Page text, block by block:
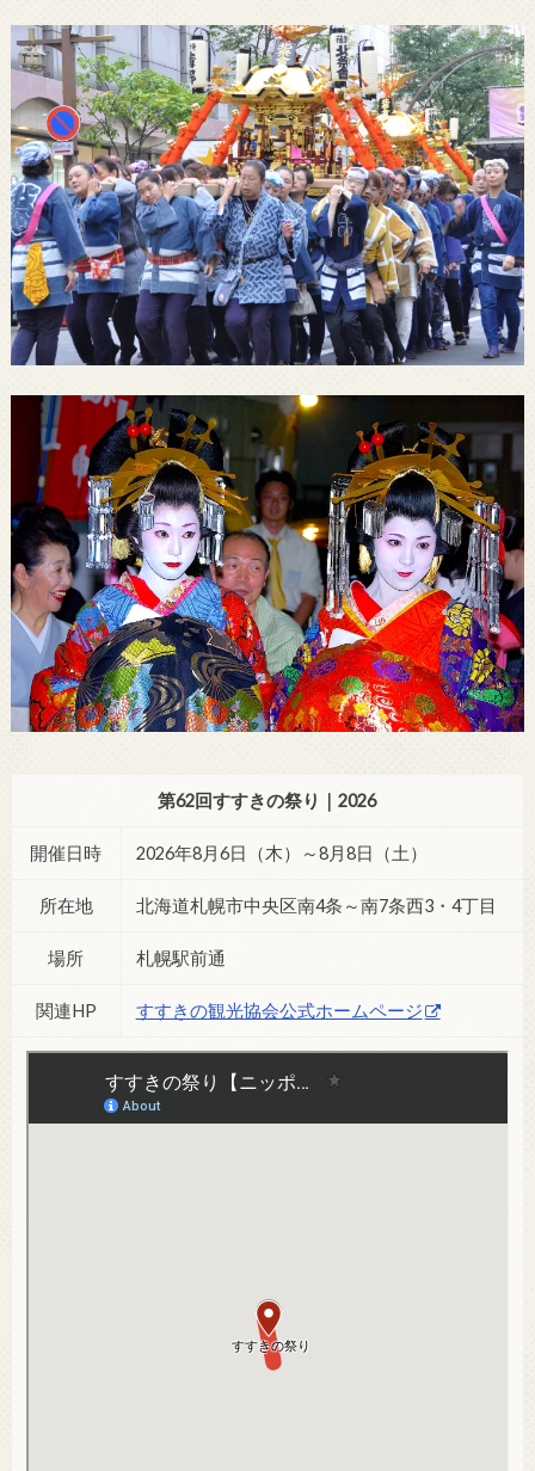
第62回すすきの祭り｜2026
開催日時 2026年8月6日（木）～8月8日（土）
所在地 北海道札幌市中央区南4条～南7条西3・4丁目
場所 札幌駅前通
関連HP すすきの観光協会公式ホームページ